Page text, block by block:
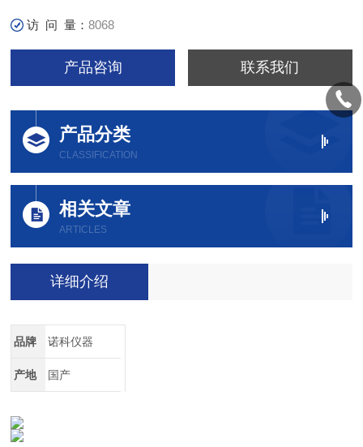
访 问 量：8068
产品咨询 联系我们
产品分类
CLASSIFICATION
相关文章
ARTICLES
详细介绍
品牌 诺科仪器
产地 国产